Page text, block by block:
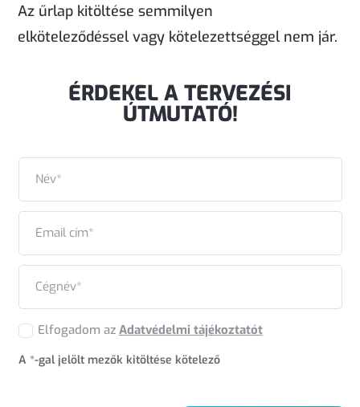
Az űrlap kitöltése semmilyen
elköteleződéssel vagy kötelezettséggel nem jár.
ÉRDEKEL A TERVEZÉSI
ÚTMUTATÓ!
Elfogadom az Adatvédelmi tájékoztatót
A *-gal jelölt mezők kitöltése kötelező